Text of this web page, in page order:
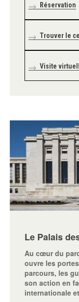
Réservation
Trouver le
Visite
Le Palais
Au cœur du
ouvre les
parcours, les
son action en
internationale